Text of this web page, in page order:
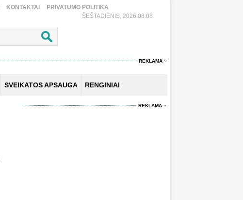
KONTAKTAI
PRIVATUMO POLITIKA
ŠEŠTADIENIS, 2026.08.08
REKLAMA
SVEIKATOS APSAUGA RENGINIAI
REKLAMA